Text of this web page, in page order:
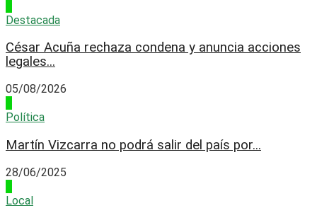
Destacada
César Acuña rechaza condena y anuncia acciones
legales...
05/08/2026
Política
Martín Vizcarra no podrá salir del país por...
28/06/2025
Local